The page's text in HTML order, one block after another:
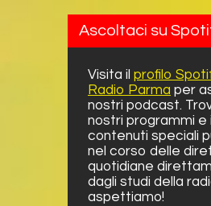
Ascoltaci su
Visita il profilo
Radio Parma per
nostri podcast.
nostri programmi e i
contenuti speciali
nel corso delle
quotidiane
dagli studi della
aspettiamo!